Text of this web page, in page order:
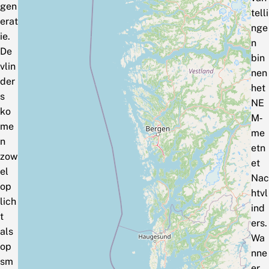
gen
erat
ie.
De
vlin
der
s
ko
me
n
zow
el
op
lich
t
als
op
sm
telli
nge
n
bin
nen
het
NE
M‑
me
etn
et
Nac
htvl
ind
ers.
Wa
nne